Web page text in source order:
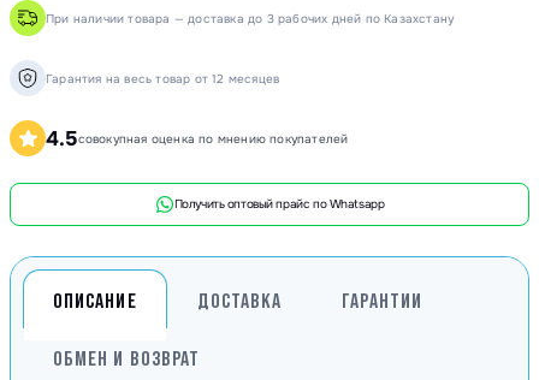
При наличии товара — доставка до 3 рабочих дней по Казахстану
Гарантия на весь товар от 12 месяцев
4.5совокупная оценка по мнению покупателей
Получить оптовый прайс по Whatsapp
ОПИСАНИЕ ДОСТАВКА ГАРАНТИИ
ОБМЕН И ВОЗВРАТ